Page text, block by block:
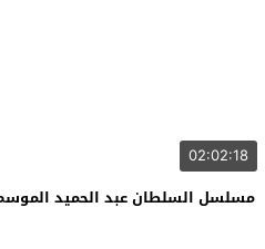
02:02:18
مسلسل السلطان عبد الحميد الموسم